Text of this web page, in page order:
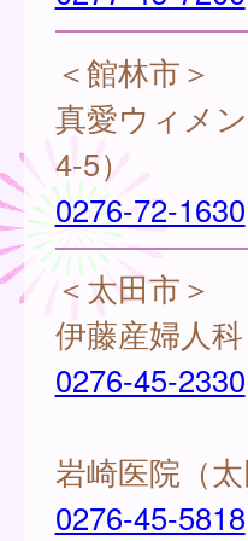
＜館林市＞
真愛ウィメ
4-5）
0276-72-1630
＜太田市＞
伊藤産婦人
0276-45-2330
岩崎医院（
0276-45-5818